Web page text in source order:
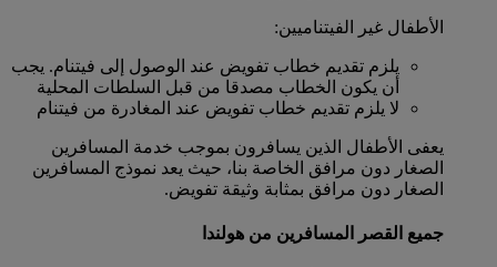
الأطفال غير الفيتناميين:
يلزم تقديم خطاب تفويض عند الوصول إلى فيتنام. يجب
أن يكون الخطاب مصدقا من قبل السلطات المحلية
لا يلزم تقديم خطاب تفويض عند المغادرة من فيتنام
يعفى الأطفال الذين يسافرون بموجب خدمة المسافرين
الصغار دون مرافق الخاصة بنا، حيث يعد نموذج المسافرين
الصغار دون مرافق بمثابة وثيقة تفويض.
جميع القصر المسافرين من هولندا